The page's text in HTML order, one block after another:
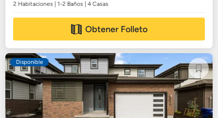
2 Habitaciones | 1-2 Baños | 4 Casas
Obtener Folleto
Disponible